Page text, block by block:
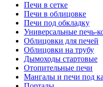
Печи в сетке
Печи в облицовке
Печи под обкладку
Универсальные печь-
Облицовки для печей
Облицовки на трубу
Дымоходы стартовые
Отопительные печи
Мангалы и печи под